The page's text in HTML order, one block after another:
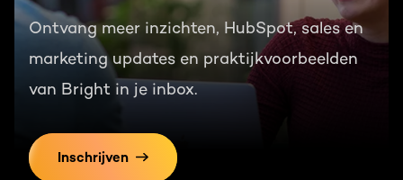
Ontvang meer inzichten, HubSpot, sales en
marketing updates en praktijkvoorbeelden
van Bright in je inbox.
Inschrijven